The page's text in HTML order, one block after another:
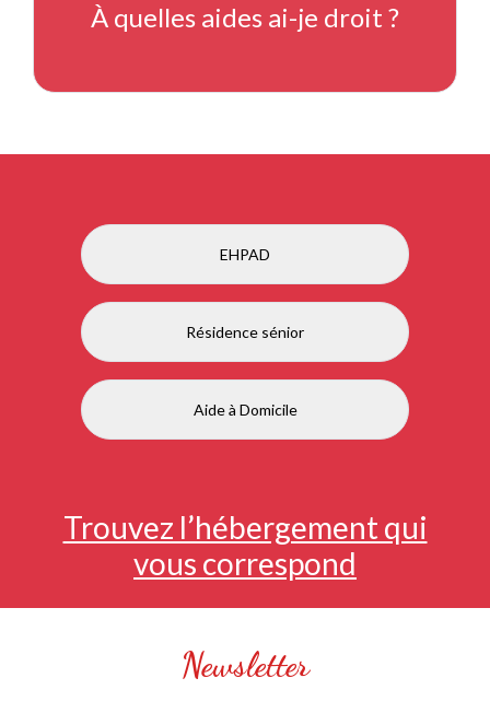
À quelles aides ai-je droit ?
EHPAD
Résidence sénior
Aide à Domicile
Trouvez l’hébergement qui
vous correspond
Newsletter